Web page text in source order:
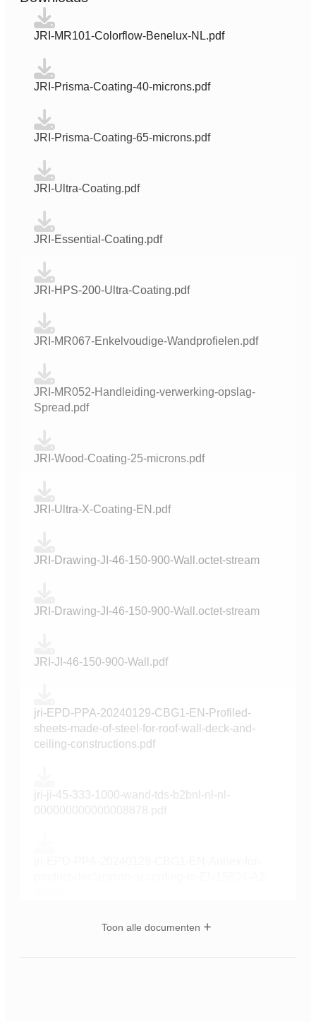
JRI-MR101-Colorflow-Benelux-NL.pdf
JRI-Prisma-Coating-40-microns.pdf
JRI-Prisma-Coating-65-microns.pdf
JRI-Ultra-Coating.pdf
JRI-Essential-Coating.pdf
JRI-HPS-200-Ultra-Coating.pdf
JRI-MR067-Enkelvoudige-Wandprofielen.pdf
JRI-MR052-Handleiding-verwerking-opslag-
Spread.pdf
JRI-Wood-Coating-25-microns.pdf
JRI-Ultra-X-Coating-EN.pdf
JRI-Drawing-JI-46-150-900-Wall.octet-stream
JRI-Drawing-JI-46-150-900-Wall.octet-stream
JRI-JI-46-150-900-Wall.pdf
jri-EPD-PPA-20240129-CBG1-EN-Profiled-
sheets-made-of-steel-for-roof-wall-deck-and-
ceiling-constructions.pdf
jri-ji-45-333-1000-wand-tds-b2bnl-nl-nl-
000000000000008878.pdf
Toon alle documenten